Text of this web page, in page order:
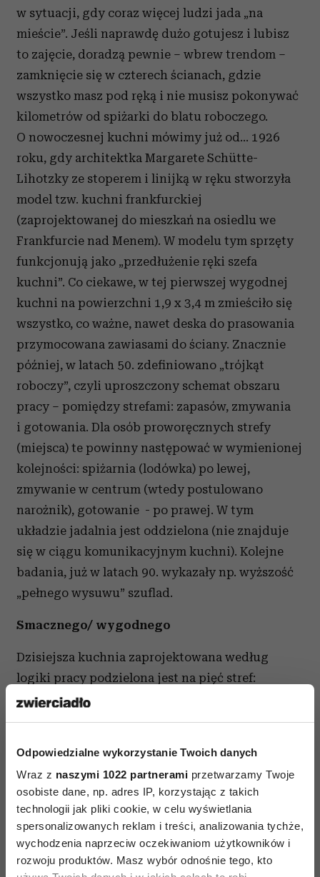
Odpowiedzialne wykorzystanie Twoich danych
Wraz z naszymi 1022 partnerami przetwarzamy Twoje
osobiste dane, np. adres IP, korzystając z takich
technologii jak pliki cookie, w celu wyświetlania
spersonalizowanych reklam i treści, analizowania tychże,
wychodzenia naprzeciw oczekiwaniom użytkowników i
rozwoju produktów. Masz wybór odnośnie tego, kto
w sytuacji, gdy coraz więcej ludzi jada „na
mieście”. Jeśli naprawdę dużo gotujesz i lubisz
to zajęcie, doradzą pewnie – wbrew trendom –
zamknięcie się w czterech ścianach, gdzie
wszystko masz pod ręką i nie musisz pokonywać
kilometrów od spiżarki do blatu roboczego.
O nowoczesnej kuchni mówimy już od… 1926
roku, gdy architektka Margarete Schütte-
Lihotzky ze stoperem i linijką w ręku stworzyła
model tzw. kuchni frankfurckiej
(zaprojektowanej do mieszkań na osiedlu we
Frankfurcie nad Menem). W modelu tym sprzęty
funkcjonują jako „przedłużenie ręki szefa
kuchni”. Co ciekawe, w tej pierwszej wygodnej
kuchni na powierzchni 1,9 x 3,4 m zmieściło się
wszystko, co ważne, nawet deska do prasowania
przymocowana zawiasami do ściany. Znacznie
później, w latach 50. zdefiniowano „trójkąt
roboczy”, czyli uproszczony schemat obszaru
pracy – pomiędzy strefami: zapasów, zmywania
i gotowania. Dla osób proworęcznych strefy
(miejsca) te powinny następować w wymienionej
kolejności: spiżarnia (lodówka) po lewej,
zmywanie w centrum (wtedy postulowano
narożnik), gotowanie - po prawej. W tym
układzie jadalnia jest oddzielona (nie znajduje
się w ciągu komunikacyjnym kuchni). Kolejne
badania, już w latach 90. wykazały np. wyższość
„pełnego wysuwu” szuflad.
Smacznego/ wygodnego
Dzisiejsza kuchnia zaprojektowana według
logiki pracy podzielona jest na pięć stref:
zapasów, przechowywania, zmywania,
przygotowywania i gotowania-pieczenia. Dla
zaplanowane według wskazówek zegara,
natomiast dla leworęcznej - odwrotnie.
Zabudowa kuchenna zawiera takie elementy jak:
szuflada wewnętrzna (w pełni wysuwana, ukryta
za wysokim frontem innej szuflady lub drzwi)
czy szuflada narożna oferująca dostęp aż do